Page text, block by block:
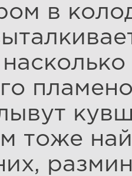
в
тоже